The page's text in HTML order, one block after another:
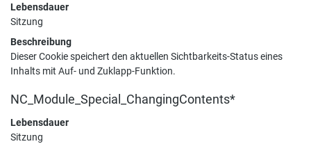
Lebensdauer
Sitzung
Beschreibung
Dieser Cookie speichert den aktuellen Sichtbarkeits-Status eines
Inhalts mit Auf- und Zuklapp-Funktion.
NC_Module_Special_ChangingContents*
Lebensdauer
Sitzung